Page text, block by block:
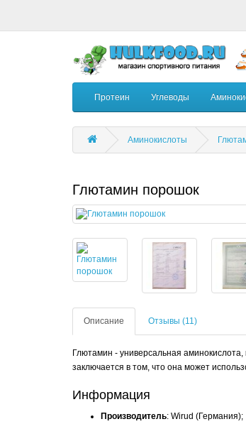
Протеин Углеводы
Аминокислоты
Глютамин порошок
Описание Отзывы (11)
Глютамин - универсальная
заключается в том, что она может
Информация
Производитель: Wirud (Германия);